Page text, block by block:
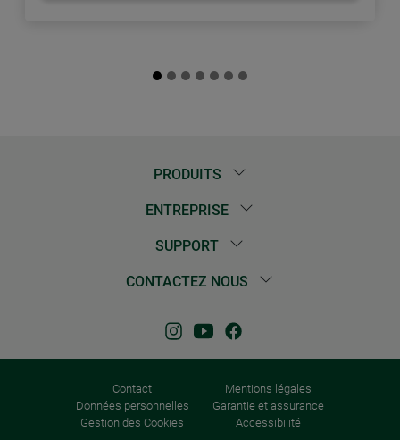
PRODUITS
ENTREPRISE
SUPPORT
CONTACTEZ NOUS
Contact
Mentions légales
Données personnelles
Garantie et assurance
Gestion des Cookies
Accessibilité